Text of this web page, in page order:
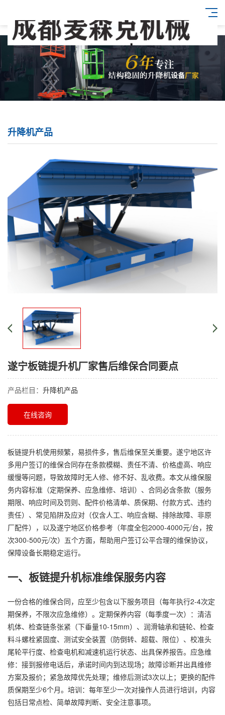
升降机产品
遂宁板链提升机厂家售后维保合同要点
产品栏目： 升降机产品
在线咨询
板链提升机使用频繁，易损件多，售后维保至关重要。遂宁地区许
多用户签订的维保合同存在条款模糊、责任不清、价格虚高、响应
缓慢等问题，导致故障时无人修、修不好、乱收费。本文从维保服
务内容标准（定期保养、应急维修、培训）、合同必含条款（服务
期限、响应时间及罚则、配件价格清单、质保期、付款方式、违约
责任）、常见陷阱及应对（仅含人工、响应含糊、排除故障、非原
厂配件），以及遂宁地区价格参考（年度全包2000-4000元/台，按
次300-500元/次）五个方面，帮助用户签订公平合理的维保协议，
保障设备长期稳定运行。
一、板链提升机标准维保服务内容
一份合格的维保合同，应至少包含以下服务项目（每年执行2-4次定
期保养，不限次应急维修）。定期保养内容（每季度一次）：清洁
机体、检查链条张紧（下垂量10-15mm）、润滑轴承和链轮、检查
料斗螺栓紧固度、测试安全装置（防倒转、超载、限位）、校准头
尾轮平行度、检查电机和减速机运行状态、出具保养报告。应急维
修：接到报修电话后，承诺时间内到达现场；故障诊断并出具维修
方案及报价；紧急故障优先处理；维修后测试3次以上；更换的配件
质保期至少6个月。培训：每年至少一次对操作人员进行培训，内容
包括日常点检、简单故障判断、安全注意事项。